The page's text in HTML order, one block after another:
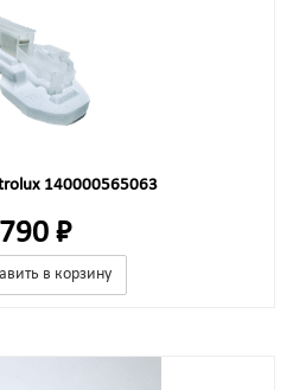
140000565063
₽
в корзину